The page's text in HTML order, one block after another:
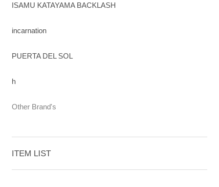
ISAMU KATAYAMA BACKLASH
incarnation
PUERTA DEL SOL
h
Other Brand's
ITEM LIST